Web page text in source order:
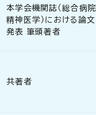
本学会機関誌（総合病院
精神医学）における論文
発表 筆頭著者
共著者